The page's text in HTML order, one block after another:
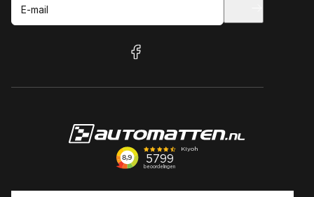
E-mail
facebook